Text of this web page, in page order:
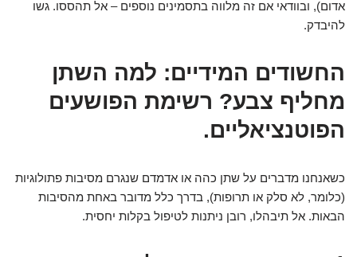
אדום), ובוודאי אם זה מלווה בתסמינים נוספים – אל תהססו. גשו
להיבדק.
החשודים המידיים: למה השתן
מחליף צבע? רשימת הפושעים
הפוטנציאליים.
כשאנחנו מדברים על שתן כהה או אדמדם שנגרם מסיבות פתולוגיות
(כלומר, לא סלק או תרופות), בדרך כלל מדובר באחת מהסיבות
הבאות. אל תיבהלו, רובן ניתנות לטיפול בקלות יחסית.